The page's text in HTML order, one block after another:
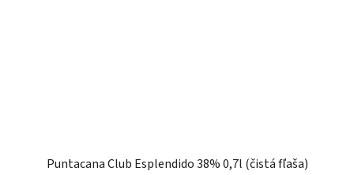
Puntacana Club Esplendido 38% 0,7l (čistá fľaša)